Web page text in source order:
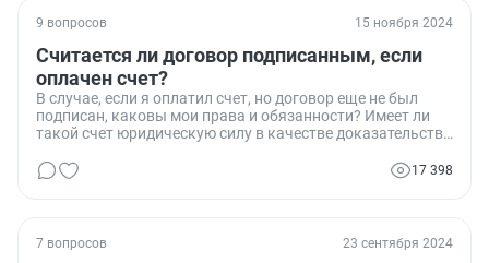
9 вопросов 15 ноября 2024
Считается ли договор подписанным, если
оплачен счет?
В случае, если я оплатил счет, но договор еще не был
подписан, каковы мои права и обязанности? Имеет ли
такой счет юридическую силу в качестве доказательства
17 398
7 вопросов 23 сентября 2024